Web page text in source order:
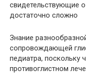
свидетельствующие
достаточно сложно
Знание
сопровождающей
педиатра, поскольку
противоглистном